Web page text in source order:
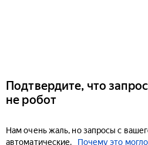
Подтвердите, что
не робот
Нам очень жаль, но запросы с
автоматические.
Почему это